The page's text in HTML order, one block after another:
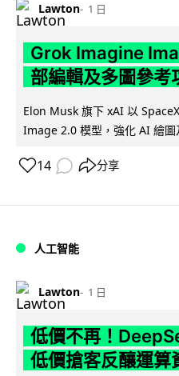
Lawton 1 日
Grok Imagine
部編輯及多圖參考
Elon Musk 旗下 xAI 以
Image 2.0 模型，強化 AI 繪圖
14 分享
人工智能
Lawton 1 日
低價不再！
低價搶客反釀運算